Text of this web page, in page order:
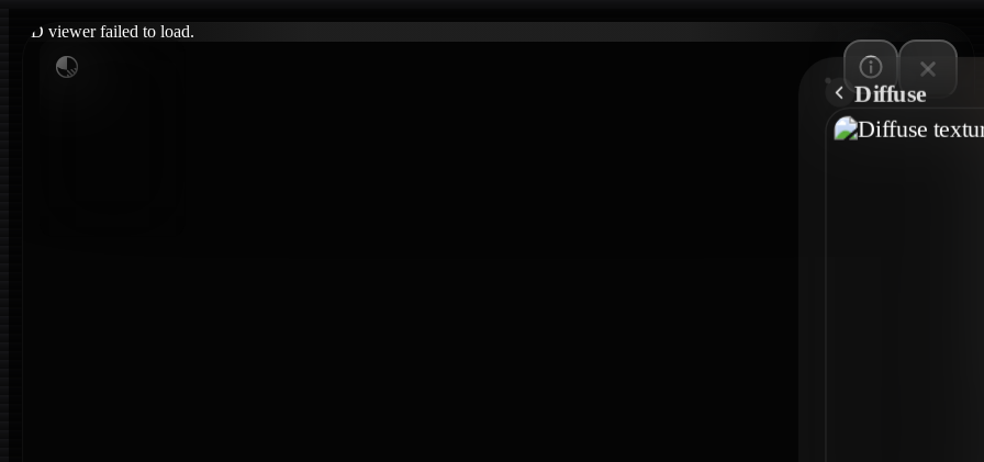
3D viewer failed to load.
Diffuse